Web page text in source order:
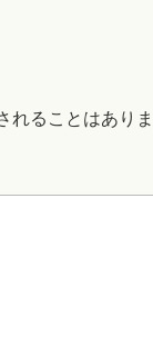
れることはありま